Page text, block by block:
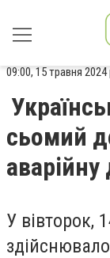
09:00, 15 травня 2024
сьомий
У вівторок,